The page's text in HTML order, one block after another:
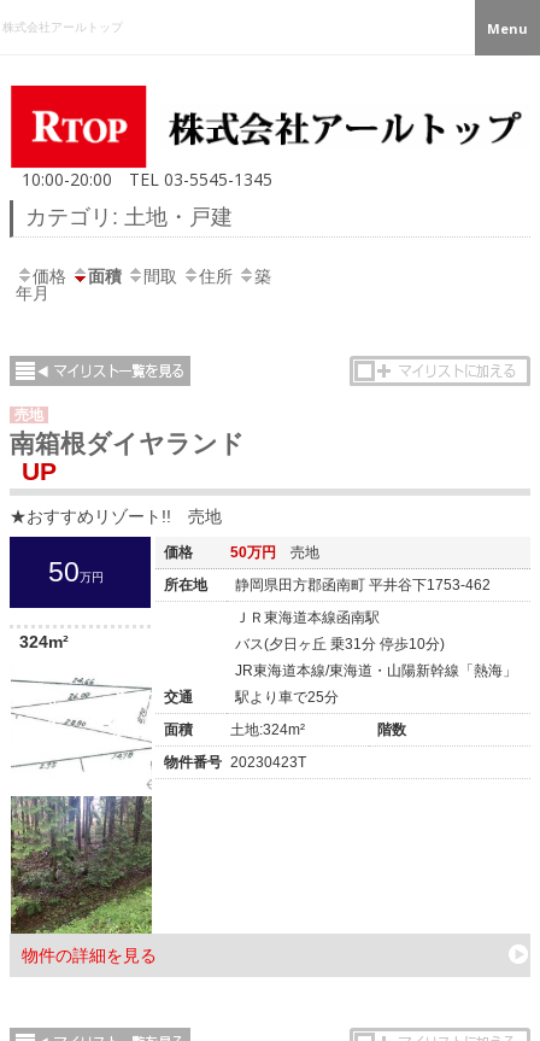
株式会社アールトップ
10:00-20:00 TEL 03-5545-1345
Menu
カテゴリ: 土地・戸建
価格 面積 間取 住所
築
年月
売地
南箱根ダイヤランド
UP
★おすすめリゾート!! 売地
50万円
324m²
物件の詳細を見る
価格 50万円
売地
所在地
静岡県田方郡函南町 平井谷下1753-462
交通
ＪＲ東海道本線函南駅
バス(夕日ヶ丘 乗31分 停歩10分)
JR東海道本線/東海道・山陽新幹線「熱海」
駅より車で25分
面積
土地:324m²
階数
物件番号 20230423T